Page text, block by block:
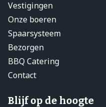
Vestigingen
Onze boeren
Spaarsysteem
Bezorgen
BBQ Catering
Contact
Blijf op de hoogte